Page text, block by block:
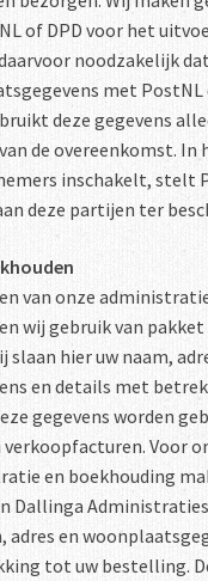
of DPD voor het
noodzakelijk
met PostNL
deze gegevens
de overeenkomst. In
inschakelt, stelt
deze partijen ter
van onze
wij gebruik van
slaan hier uw naam,
en details met
gegevens worden
Voor
en boekhouding
Dallinga
adres en
tot uw bestelling.